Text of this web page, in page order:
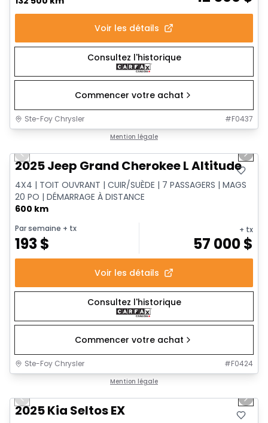
Voir les détails
Consultez l'historique
Commencer votre achat
Ste-Foy Chrysler #F0437
Mention légale
Previous slide Next
2025 Jeep Grand Cherokee L Altitude
4X4 | TOIT OUVRANT | CUIR/SUÈDE | 7 PASSAGERS | MAGS
20 PO | DÉMARRAGE À DISTANCE
600 km
Par semaine + tx
193$
+ tx
57 000$
Voir les détails
Consultez l'historique
Commencer votre achat
Ste-Foy Chrysler #F0424
Mention légale
Previous slide Next
2025 Kia Seltos EX